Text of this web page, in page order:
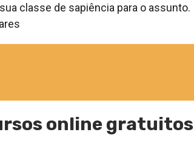
classe de sapiência para o assunto.
online gratuitos